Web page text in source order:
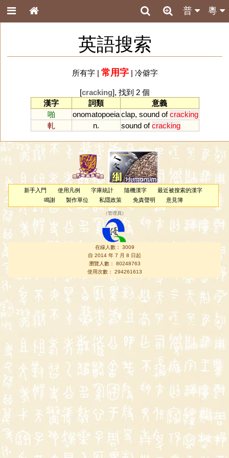
粵
普
英語搜索
所有字| 常用字| 冷僻字
[cracking], 找到 2 個
漢字
詞類
意義
啪
onomatopoeia clap, sound of cracking
軋
n. sound of cracking
新手入門 使用凡例 字庫統計 隨機漢字
最近被搜索的漢字
鳴謝
製作單位 私隱政策 免責聲明 意見簿
（管理員 ）
在線人數： 3009
自 2014 年 7 月 8 日起
瀏覽人數： 80248763
使用次數： 294261613